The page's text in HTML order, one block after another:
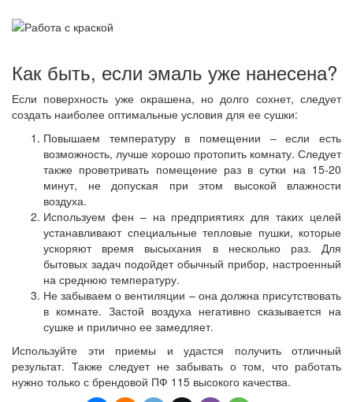
Как быть, если эмаль уже нанесена?
Если поверхность уже окрашена, но долго сохнет, следует
создать наиболее оптимальные условия для ее сушки:
Повышаем температуру в помещении – если есть
возможность, лучше хорошо протопить комнату. Следует
также проветривать помещение раз в сутки на 15-20
минут, не допуская при этом высокой влажности
воздуха.
Используем фен – на предприятиях для таких целей
устанавливают специальные тепловые пушки, которые
ускоряют время высыхания в несколько раз. Для
бытовых задач подойдет обычный прибор, настроенный
на среднюю температуру.
Не забываем о вентиляции – она должна присутствовать
в комнате. Застой воздуха негативно сказывается на
сушке и прилично ее замедляет.
Используйте эти приемы и удастся получить отличный
результат. Также следует не забывать о том, что работать
нужно только с брендовой ПФ 115 высокого качества.